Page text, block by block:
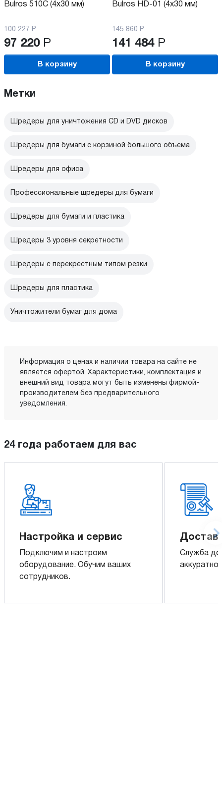
Bulros 510C (4x30 мм)
100 227 Р
97 220 Р
В корзину
Bulros HD-01 (4х30 мм)
145 860 Р
141 484 Р
В корзину
Метки
Шредеры для уничтожения CD и DVD дисков
Шредеры для бумаги с корзиной большого объема
Шредеры для офиса
Профессиональные шредеры для бумаги
Шредеры для бумаги и пластика
Шредеры 3 уровня секретности
Шредеры с перекрестным типом резки
Шредеры для пластика
Уничтожители бумаг для дома
Информация о ценах и наличии товара на сайте не
является офертой. Характеристики, комплектация и
внешний вид товара могут быть изменены фирмой-
производителем без предварительного
уведомления.
24 года работаем для вас
Настройка и сервис
Подключим и настроим
оборудование. Обучим ваших
сотрудников.
Служба
аккуратно